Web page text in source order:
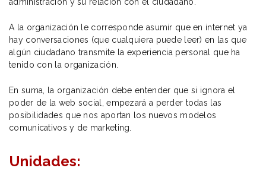
A la organización le corresponde asumir que en internet ya
hay conversaciones (que cualquiera puede leer) en las que
algún ciudadano transmite la experiencia personal que ha
tenido con la organización.
En suma, la organización debe entender que si ignora el
poder de la web social, empezará a perder todas las
posibilidades que nos aportan los nuevos modelos
comunicativos y de marketing.
Unidades: